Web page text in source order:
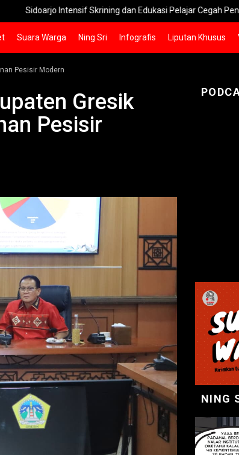
Intensif Skrining dan Edukasi Pelajar Cegah Penyebaran HIV
Suara Warga Ning Sri Infografis Liputan Khusus
Pesisir Modern
Gresik
Pesisir
NING